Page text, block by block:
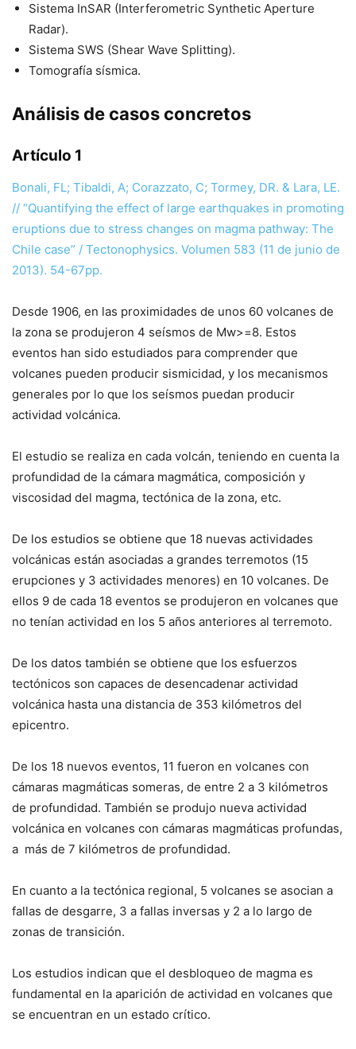
Sistema InSAR (Interferometric Synthetic Aperture
Radar).
Sistema SWS (Shear Wave Splitting).
Tomografía sísmica.
Análisis de casos concretos
Artículo 1
Bonali, FL; Tibaldi, A; Corazzato, C; Tormey, DR. & Lara, LE.
// “Quantifying the effect of large earthquakes in promoting
eruptions due to stress changes on magma pathway: The
Chile case” / Tectonophysics. Volumen 583 (11 de junio de
2013). 54-67pp.
Desde 1906, en las proximidades de unos 60 volcanes de
la zona se produjeron 4 seísmos de Mw>=8. Estos
eventos han sido estudiados para comprender que
volcanes pueden producir sismicidad, y los mecanismos
generales por lo que los seísmos puedan producir
actividad volcánica.
El estudio se realiza en cada volcán, teniendo en cuenta la
profundidad de la cámara magmática, composición y
viscosidad del magma, tectónica de la zona, etc.
De los estudios se obtiene que 18 nuevas actividades
volcánicas están asociadas a grandes terremotos (15
erupciones y 3 actividades menores) en 10 volcanes. De
ellos 9 de cada 18 eventos se produjeron en volcanes que
no tenían actividad en los 5 años anteriores al terremoto.
De los datos también se obtiene que los esfuerzos
tectónicos son capaces de desencadenar actividad
volcánica hasta una distancia de 353 kilómetros del
epicentro.
De los 18 nuevos eventos, 11 fueron en volcanes con
cámaras magmáticas someras, de entre 2 a 3 kilómetros
de profundidad. También se produjo nueva actividad
volcánica en volcanes con cámaras magmáticas profundas,
a más de 7 kilómetros de profundidad.
En cuanto a la tectónica regional, 5 volcanes se asocian a
fallas de desgarre, 3 a fallas inversas y 2 a lo largo de
zonas de transición.
Los estudios indican que el desbloqueo de magma es
fundamental en la aparición de actividad en volcanes que
se encuentran en un estado crítico.